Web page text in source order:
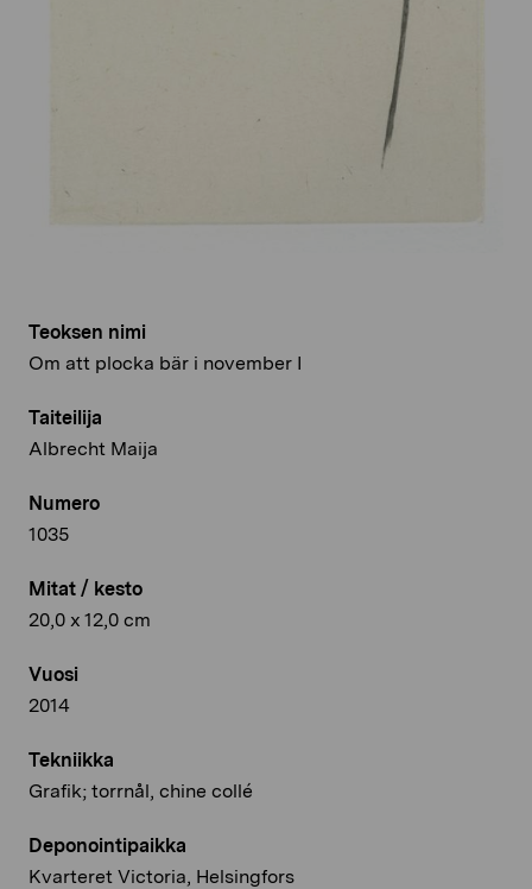
Teoksen nimi
Om att plocka bär i november I
Taiteilija
Albrecht Maija
Numero
1035
Mitat / kesto
20,0 x 12,0 cm
Vuosi
2014
Tekniikka
Grafik; torrnål, chine collé
Deponointipaikka
Kvarteret Victoria, Helsingfors